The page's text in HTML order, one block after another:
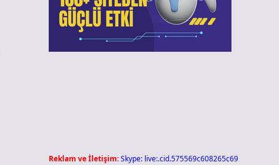
Reklam ve İletişim:Skype: live:.cid.575569c608265c69